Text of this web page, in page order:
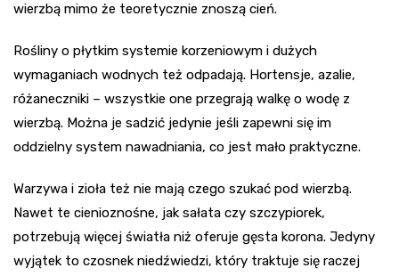
wierzbą mimo że teoretycznie znoszą cień.
Rośliny o płytkim systemie korzeniowym i dużych
wymaganiach wodnych też odpadają. Hortensje, azalie,
różaneczniki – wszystkie one przegrają walkę o wodę z
wierzbą. Można je sadzić jedynie jeśli zapewni się im
oddzielny system nawadniania, co jest mało praktyczne.
Warzywa i zioła też nie mają czego szukać pod wierzbą.
Nawet te cienioznośne, jak sałata czy szczypiorek,
potrzebują więcej światła niż oferuje gęsta korona. Jedyny
wyjątek to czosnek niedźwiedzi, który traktuje się raczej